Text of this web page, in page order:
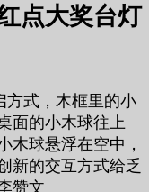
点大奖台灯
方式，木框里的小
面的小木球往上
木球悬浮在空中，
新的交互方式给乏
赞文